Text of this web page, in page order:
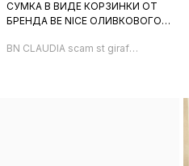
СУМКА В ВИДЕ КОРЗИНКИ ОТ
БРЕНДА BE NICE ОЛИВКОВОГО
ЖИРАФА
BN CLAUDIA scam st giraffa